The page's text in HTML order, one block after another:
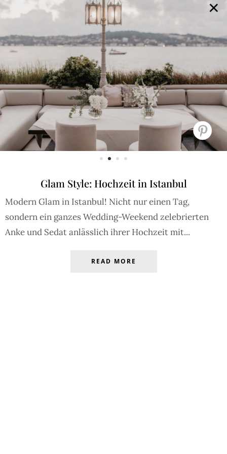
×
Glam Style: Hochzeit in Istanbul
Modern Glam in Istanbul! Nicht nur einen Tag,
sondern ein ganzes Wedding-Weekend zelebrierten
Anke und Sedat anlässlich ihrer Hochzeit mit...
GALERIE SELECTION BRAUTMODE SHOP IT JOURNAL
Array ( [0] => extra_args [1] => Array ( [post__not_in] =>
Array ( [0] => 108041 ) ) )